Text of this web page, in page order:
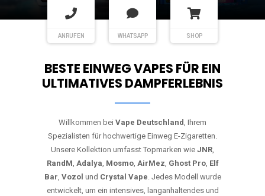
ANRUFEN WHATSAPP SHOP
BESTE EINWEG VAPES FÜR EIN
ULTIMATIVES DAMPFERLEBNIS
Willkommen bei Vape Deutschland, Ihrem
Spezialisten für hochwertige Einweg E-Zigaretten.
Unsere Kollektion umfasst Topmarken wie JNR,
RandM, Adalya, Mosmo, AirMez, Ghost Pro, Elf
Bar, Vozol und Crystal Vape. Jedes Modell wurde
entwickelt, um ein intensives, langanhaltendes und